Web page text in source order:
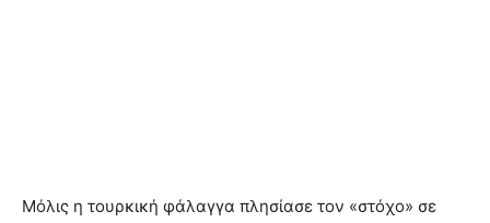
Μόλις η τουρκική φάλαγγα πλησίασε τον «στόχο» σε